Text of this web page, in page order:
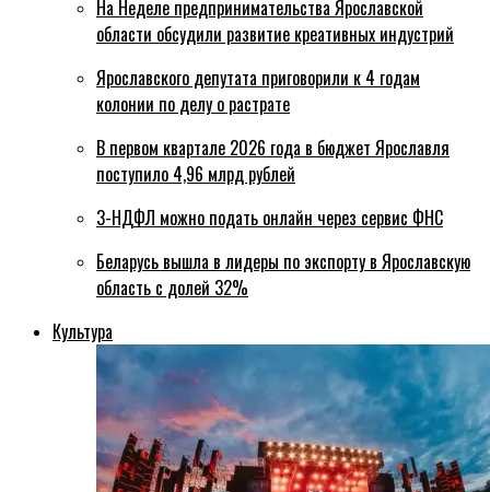
На Неделе предпринимательства Ярославской
области обсудили развитие креативных индустрий
Ярославского депутата приговорили к 4 годам
колонии по делу о растрате
В первом квартале 2026 года в бюджет Ярославля
поступило 4,96 млрд рублей
3-НДФЛ можно подать онлайн через сервис ФНС
Беларусь вышла в лидеры по экспорту в Ярославскую
область с долей 32%
Культура